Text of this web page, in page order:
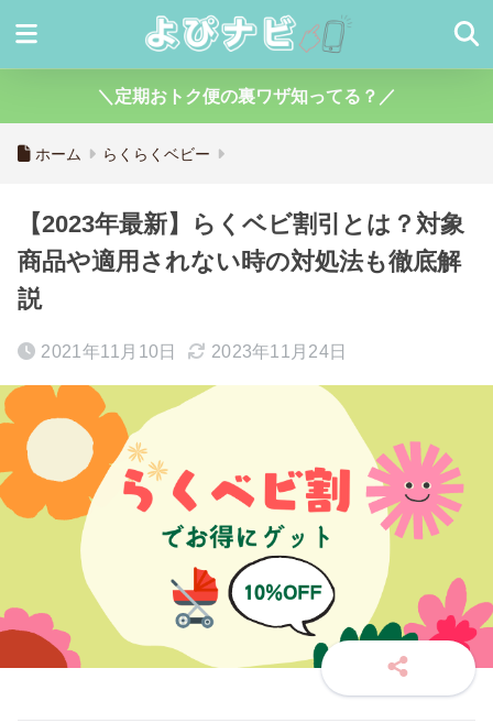
＼定期おトク便の裏ワザ知ってる？／
ホーム らくらくベビー
【2023年最新】らくベビ割引とは？対象
商品や適用されない時の対処法も徹底解
説
2021年11月10日 2023年11月24日